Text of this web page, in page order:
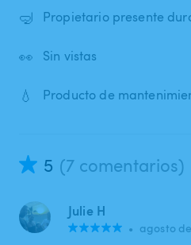
🤿 Propietario presente
👀 Sin vistas
💧 Producto de
5 (7 comentarios)
Julie H
• agosto